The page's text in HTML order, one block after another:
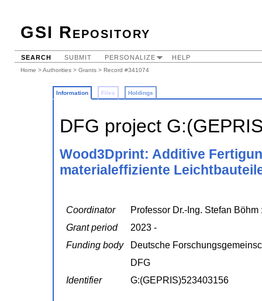
GSI Repository
SEARCH SUBMIT PERSONALIZE HELP
Home >Authorities > Grants > Record #341074
Information Files Holdings
DFG project
Wood3Dprint: Additive
materialeffiziente
Coordinator
Professor Dr.-Ing. Stefan
Grant period
2023 -
Funding body
Deutsche
DFG
Identifier
G:(GEPRIS)523403156